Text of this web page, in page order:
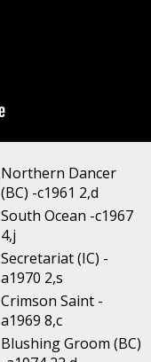
Northern Dancer
(BC) -c1961 2,d
South Ocean -c1967
4,j
Secretariat (IC) -
a1970 2,s
Crimson Saint -
a1969 8,c
Blushing Groom (BC)